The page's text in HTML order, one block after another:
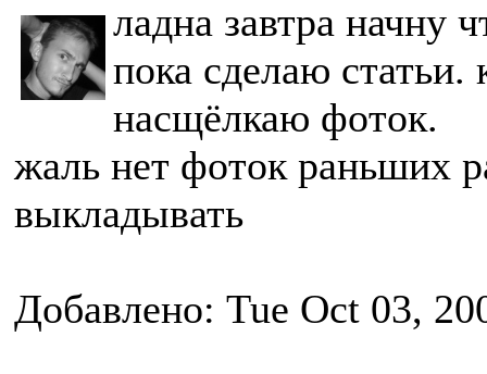
ладна завтра начну
пока сделаю статьи.
насщёлкаю фоток.
жаль нет фоток раньших
выкладывать
Добавлено: Tue Oct 03,